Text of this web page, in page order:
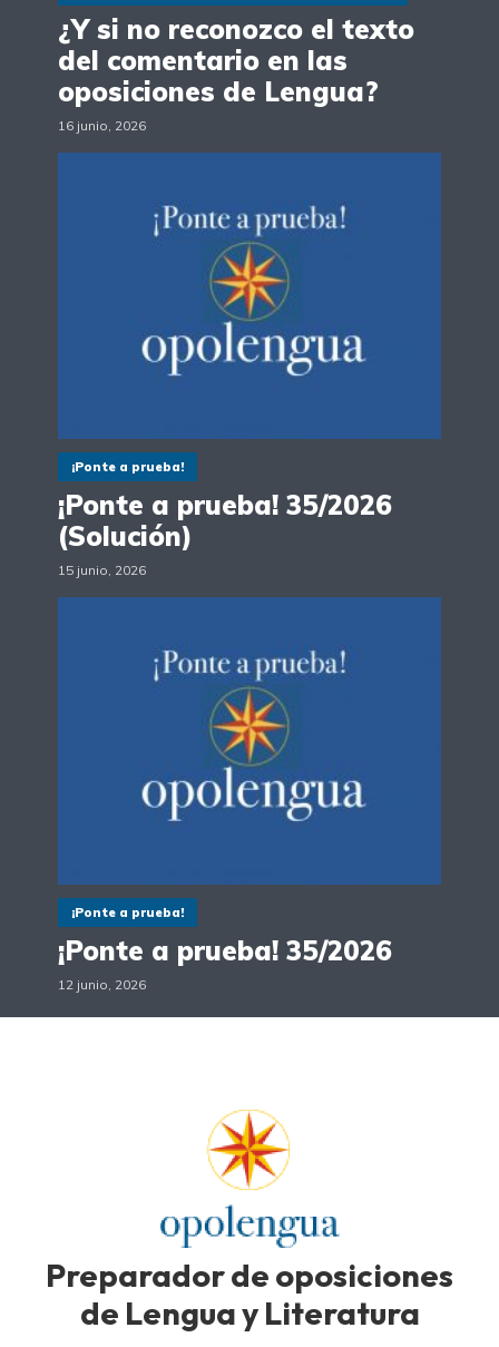
¿Y si no reconozco el texto
del comentario en las
oposiciones de Lengua?
16 junio, 2026
¡Ponte a prueba!
¡Ponte a prueba! 35/2026
(Solución)
15 junio, 2026
¡Ponte a prueba!
¡Ponte a prueba! 35/2026
12 junio, 2026
Preparador de oposiciones
de Lengua y Literatura